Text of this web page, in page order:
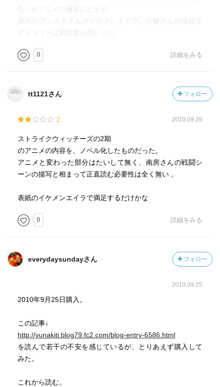
ないがアニメの補完にどうぞ。
表紙のフミカネさんのイケメンエイラ、京極さんの挿絵な
どイラストは満足度が高かった。
0 詳細をみる
tt1121さん フォロー
2 2010.09.29
ストライクウィッチーズの2期
のアニメの内容を、ノベル化したものだった。
アニメと変わった部分はたいして無く、南房さんの戦闘シ
ーンの描写と相まって正直読む必要性は全く無い 。
表紙のイケメンエイラで満足するだけかな
0 詳細をみる
everydaysundayさん フォロー
2010.09.25
2010年9月25日購入。
この記事↓
http://yunakiti.blog79.fc2.com/blog-entry-6586.html
を読んで若干の不安を感じているが、とりあえず購入して
みた。
これから読む。